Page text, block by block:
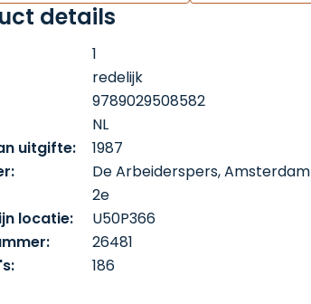
details
1
redelijk
9789029508582
NL
uitgifte:
1987
De Arbeiderspers, Amsterdam
2e
locatie:
U50P366
26481
186